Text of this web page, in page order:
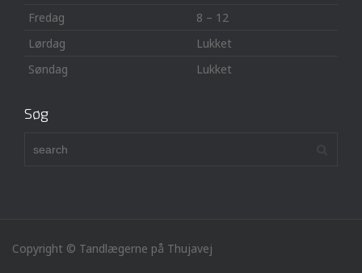
Fredag
8 – 12
Lørdag
Lukket
Søndag
Lukket
Søg
Copyright © Tandlægerne på Thujavej